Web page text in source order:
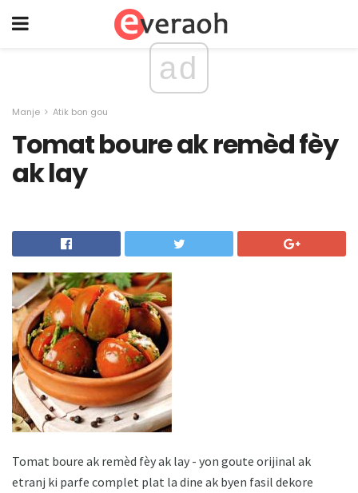
ad
Manje Atik bon gou
Tomat boure ak remèd fèy
ak lay
Tomat boure ak remèd fèy ak lay - yon goute orijinal ak
etranj ki parfe complet plat la dine ak byen fasil dekore